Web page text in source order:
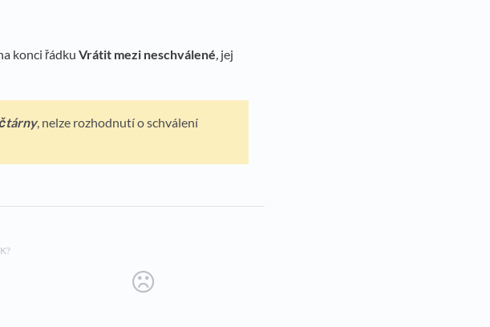
konci řádku Vrátit mezi neschválené jej
, nelze rozhodnutí o schválení